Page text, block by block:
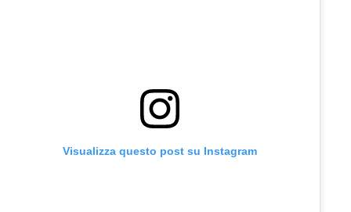
Visualizza questo post su Instagram